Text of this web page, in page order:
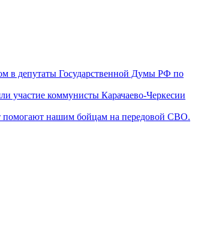
в депутаты Государственной Думы РФ по
участие коммунисты Карачаево-Черкесии
помогают нашим бойцам на передовой СВО.